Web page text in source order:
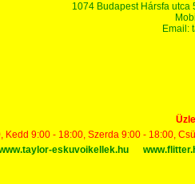
1074 Budapest Hársfa utca
Email:
Kedd 9:00 - 18:00, Szerda 9:00 - 18:00,
eskuvoikellek.hu